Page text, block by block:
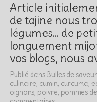
Article
de tajine nous
légumes… de
longuement
vos blogs, nous
Publié dans Bulles de
culinaire, cumin, curcuma,
oignons, poivre, pommes